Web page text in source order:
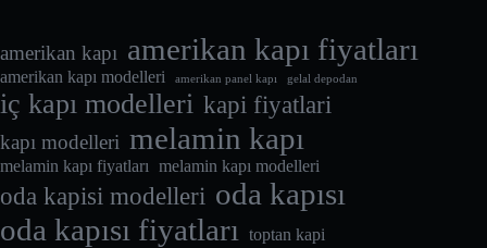
amerikan kapı amerikan kapı fiyatları
amerikan kapı modelleri amerikan panel kapı gelal depodan
iç kapı modelleri kapi fiyatlari
kapı modelleri melamin kapı
melamin kapı fiyatları melamin kapı modelleri
oda kapisi modelleri oda kapısı
oda kapısı fiyatları
toptan kapi